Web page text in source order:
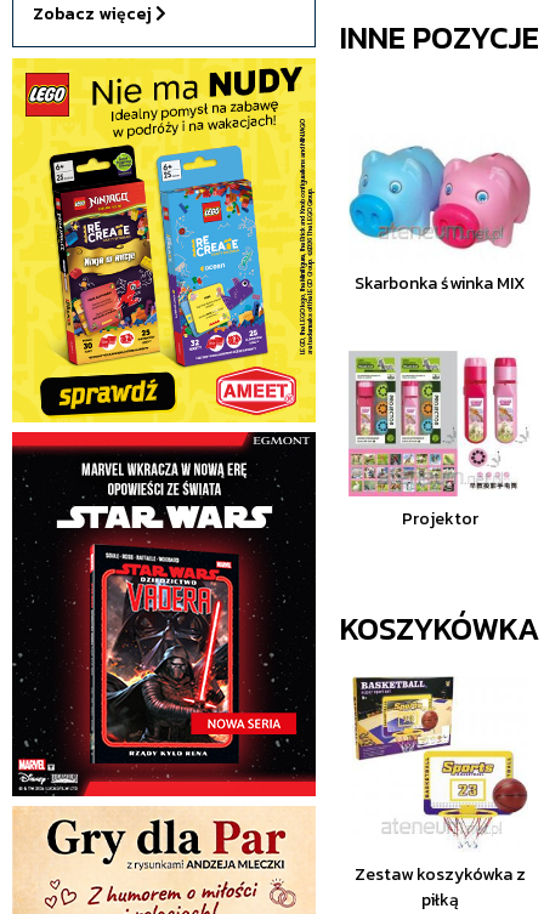
Zobacz więcej
INNE
Skarbonka świnka MIX
Projektor
KOSZYKÓWKA
Zestaw koszykówka z
piłką